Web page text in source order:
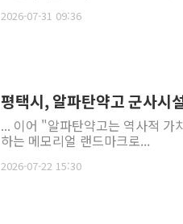
2026-07-31 09:36
평택시, 알파탄약고 군사시
... 이어 "알파탄약고는 역사적 가
하는 메모리얼 랜드마크로...
2026-07-22 15:30